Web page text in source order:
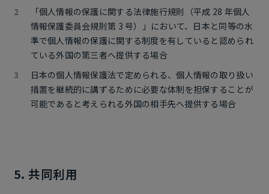
「個人情報の保護に関する法律施行規則（平成 28 年個人
情報保護委員会規則第 3 号）」において、日本と同等の水
準で個人情報の保護に関する制度を有していると認められ
ている外国の第三者へ提供する場合
日本の個人情報保護法で定められる、個人情報の取り扱い
措置を継続的に講ずるために必要な体制を担保することが
可能であると考えられる外国の相手先へ提供する場合
5. 共同利用